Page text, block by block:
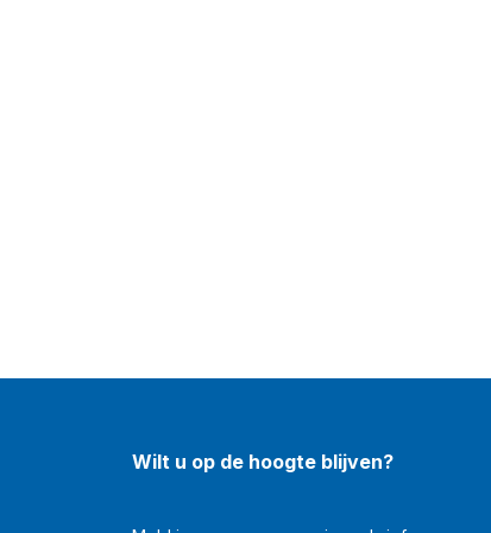
Wilt u op de hoogte blijven?